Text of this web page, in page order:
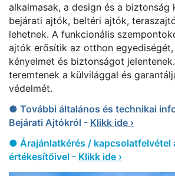
alkalmasak, a design és a biztonság
bejárati ajtók, beltéri ajtók,
lehetnek. A funkcionális
ajtók erősítik az otthon
kényelmet és biztonságot
teremtenek a külvilággal és
védelmét.
● További általános és technikai
Bejárati Ajtókról - Klikk ide ›
● Árajánlatkérés / kapcsolatfelvétel
értékesítőivel - Klikk ide ›